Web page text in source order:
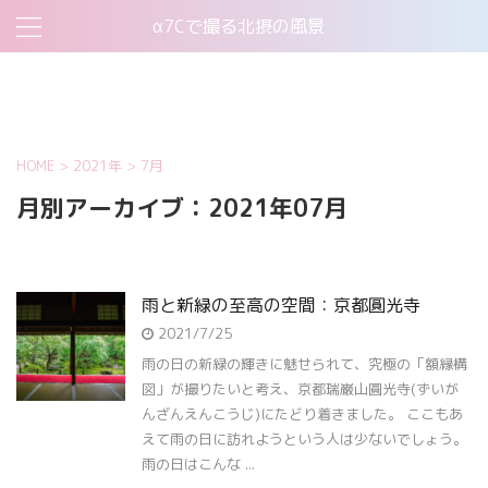
α7Cで撮る北摂の風景
HOME > 2021年 > 7月
月別アーカイブ：2021年07月
雨と新緑の至高の空間：京都圓光寺
2021/7/25
雨の日の新緑の輝きに魅せられて、究極の「額縁構
図」が撮りたいと考え、京都瑞巌山圓光寺(ずいが
んざんえんこうじ)にたどり着きました。 ここもあ
えて雨の日に訪れようという人は少ないでしょう。
雨の日はこんな ...